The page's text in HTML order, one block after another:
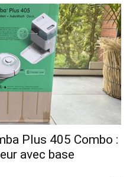
07/2026
Solaire Guirled : enfin
en extérieur ? Test complet
meilleur robot de piscine
!
Pro : le NAS qui va
et QNAP ?! (Test
le robot tondeuse sans câble
votre jardin tout seul.
Plus 405 Combo :
avec base